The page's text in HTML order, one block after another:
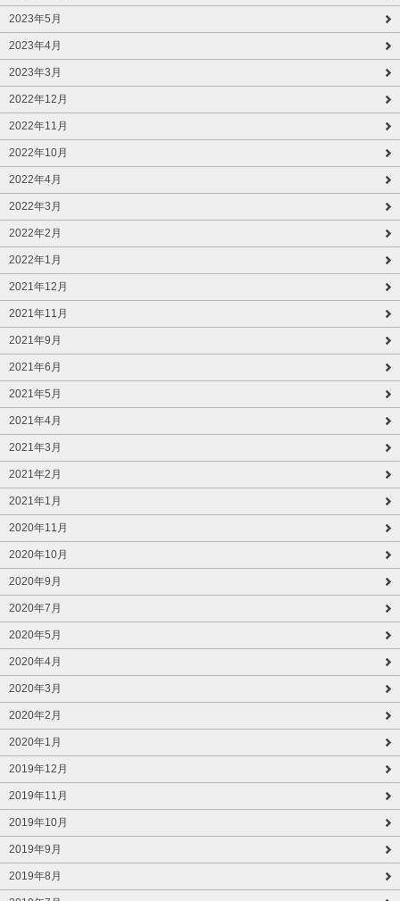
2023年5月
2023年4月
2023年3月
2022年12月
2022年11月
2022年10月
2022年4月
2022年3月
2022年2月
2022年1月
2021年12月
2021年11月
2021年9月
2021年6月
2021年5月
2021年4月
2021年3月
2021年2月
2021年1月
2020年11月
2020年10月
2020年9月
2020年7月
2020年5月
2020年4月
2020年3月
2020年2月
2020年1月
2019年12月
2019年11月
2019年10月
2019年9月
2019年8月